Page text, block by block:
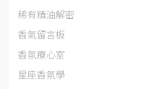
稀有精油解密
香氣留言板
香氛療心室
星座香氛學